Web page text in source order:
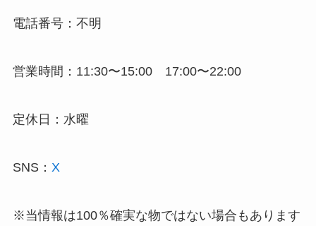
電話番号：不明
営業時間：11:30〜15:00 17:00〜22:00
定休日：水曜
SNS： X
※当情報は100％確実な物ではない場合もあります